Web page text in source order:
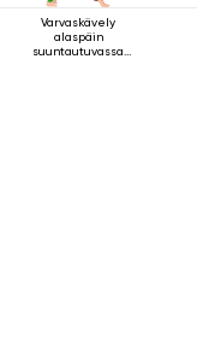
Varvaskävely
alaspäin
suuntautuvassa